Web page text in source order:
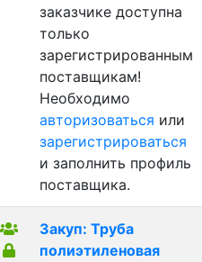
заказчике доступна
только
зарегистрированным
поставщикам!
Необходимо
авторизоваться или
зарегистрироваться
и заполнить профиль
поставщика.
Закуп: Труба
полиэтиленовая